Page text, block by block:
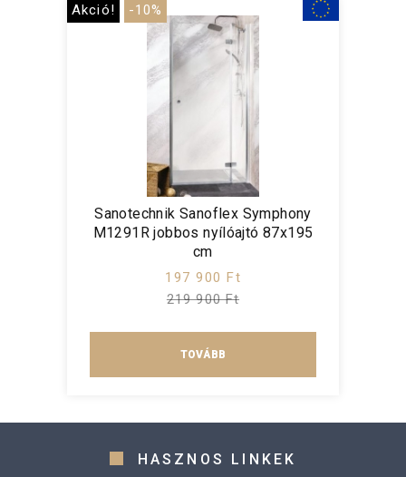
Akció! -10%
Sanotechnik Sanoflex Symphony
M1291R jobbos nyílóajtó 87x195
cm
197 900 Ft
219 900 Ft
TOVÁBB
HASZNOS LINKEK